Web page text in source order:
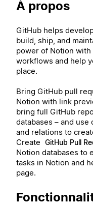
À propos
GitHub helps
build, ship, and
power of Notion
workflows and help
place.
Bring GitHub pull
Notion with link
bring full GitHub
databases – and
and relations to
Create GitHub Pull
Notion databases to
tasks in Notion and
page.